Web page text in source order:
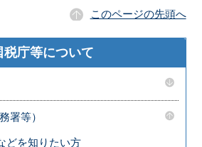
このページの先頭へ
税庁等について
署等）
どを知りたい方